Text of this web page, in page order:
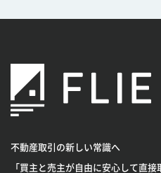
不動産取引の新しい常識へ
「買主と売主が自由に安心して直